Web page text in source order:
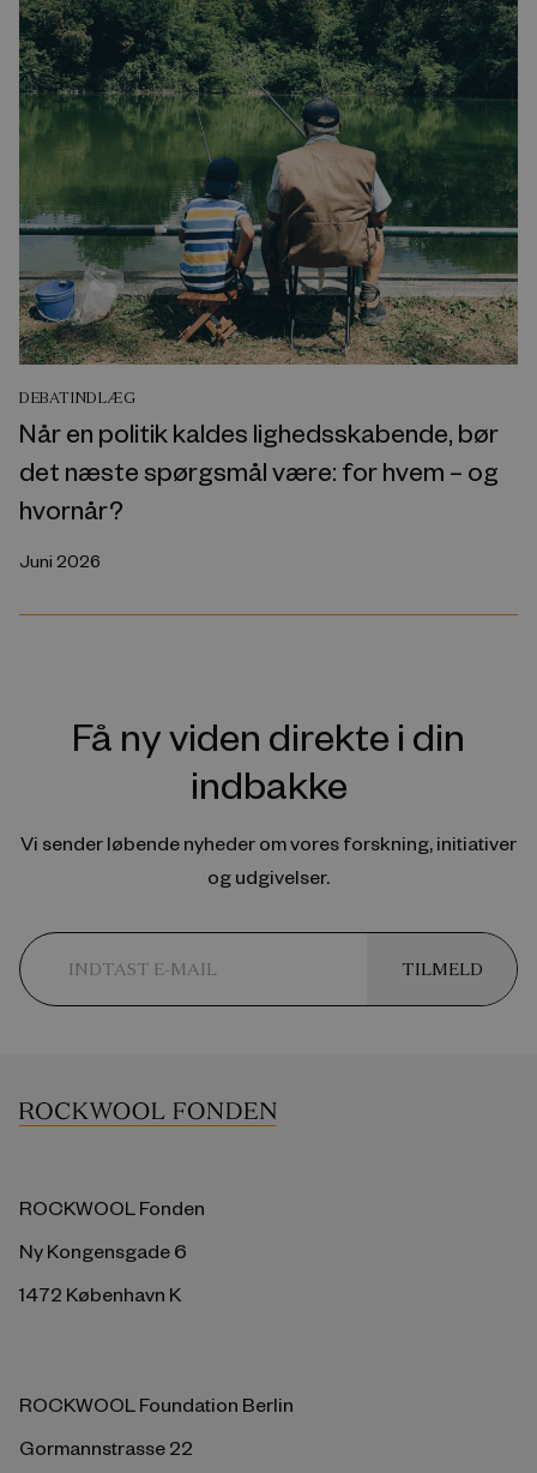
DEBATINDLÆG
Når en politik kaldes lighedsskabende, bør
det næste spørgsmål være: for hvem – og
hvornår?
Juni 2026
Få ny viden direkte i din
indbakke
Vi sender løbende nyheder om vores forskning, initiativer
og udgivelser.
TILMELD
ROCKWOOL Fonden
Ny Kongensgade 6
1472 København K
ROCKWOOL Foundation Berlin
Gormannstrasse 22